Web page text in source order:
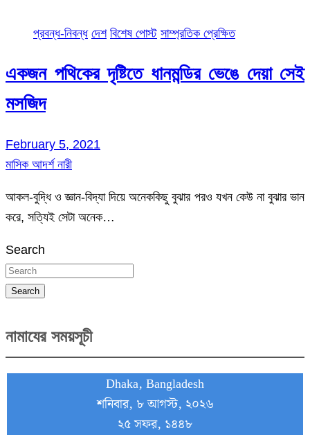
প্রবন্ধ-নিবন্ধ দেশ বিশেষ পোস্ট সাম্প্রতিক প্রেক্ষিত
একজন পথিকের দৃষ্টিতে ধানমন্ডির ভেঙে দেয়া সেই
মসজিদ
February 5, 2021
মাসিক আদর্শ নারী
আকল-বুদ্ধি ও জ্ঞান-বিদ্যা দিয়ে অনেককিছু বুঝার পরও যখন কেউ না বুঝার ভান
করে, সত্যিই সেটা অনেক…
Search
Search
নামাযের সময়সূচী
Dhaka, Bangladesh
শনিবার, ৮ আগস্ট, ২০২৬
২৫ সফর, ১৪৪৮